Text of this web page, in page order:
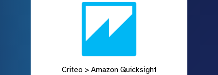
Criteo > Amazon Quicksight